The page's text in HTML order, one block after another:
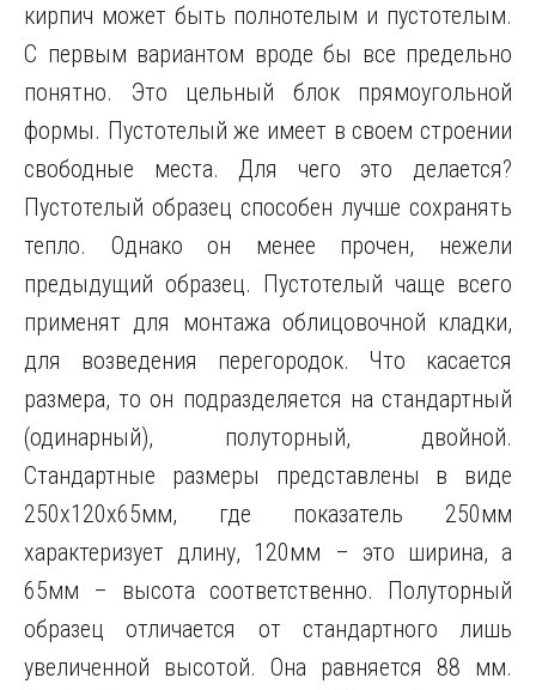
кирпич может быть полнотелым и пустотелым.
С первым вариантом вроде бы все предельно
понятно. Это цельный блок прямоугольной
формы. Пустотелый же имеет в своем строении
свободные места. Для чего это делается?
Пустотелый образец способен лучше сохранять
тепло. Однако он менее прочен, нежели
предыдущий образец. Пустотелый чаще всего
применят для монтажа облицовочной кладки,
для возведения перегородок. Что касается
размера, то он подразделяется на стандартный
(одинарный), полуторный, двойной.
Стандартные размеры представлены в виде
250х120х65мм, где показатель 250мм
характеризует длину, 120мм – это ширина, а
65мм – высота соответственно. Полуторный
образец отличается от стандартного лишь
увеличенной высотой. Она равняется 88 мм.